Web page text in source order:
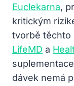
Euclekarna,
kritickým
tvorbě těchto
LifeMD a
dávek nemá